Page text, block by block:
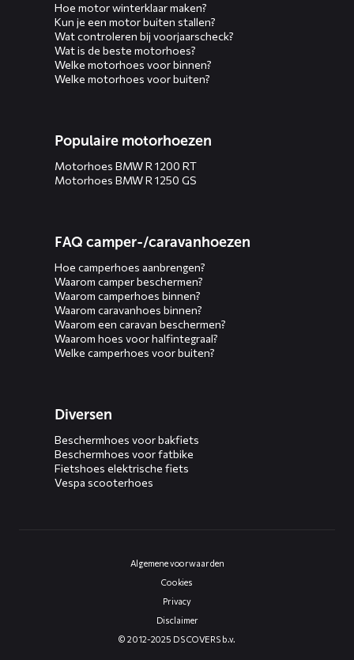
Hoe motor winterklaar maken?
Kun je een motor buiten stallen?
Wat controleren bij voorjaarscheck?
Wat is de beste motorhoes?
Welke motorhoes voor binnen?
Welke motorhoes voor buiten?
Populaire motorhoezen
Motorhoes BMW R 1200 RT
Motorhoes BMW R 1250 GS
FAQ camper-/caravanhoezen
Hoe camperhoes aanbrengen?
Waarom camper beschermen?
Waarom camperhoes binnen?
Waarom caravanhoes binnen?
Waarom een caravan beschermen?
Waarom hoes voor halfintegraal?
Welke camperhoes voor buiten?
Diversen
Beschermhoes voor bakfiets
Beschermhoes voor fatbike
Fietshoes elektrische fiets
Vespa scooterhoes
Algemene voorwaarden
Cookies
Privacy
Disclaimer
© 2012-2025 DS COVERS b.v.